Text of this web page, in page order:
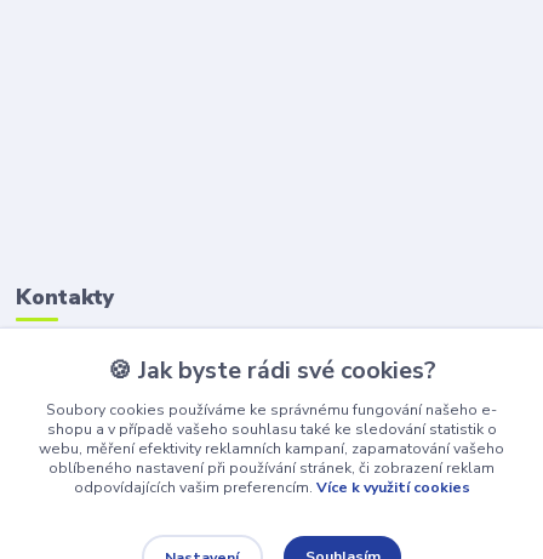
Kontakty
(Po-Pá, 8-16 hod.)
awepe@atelier-wepe.cz
🍪 Jak byste rádi své cookies?
Soubory cookies používáme ke správnému fungování našeho e-
shopu a v případě vašeho souhlasu také ke sledování statistik o
webu, měření efektivity reklamních kampaní, zapamatování vašeho
oblíbeného nastavení při používání stránek, či zobrazení reklam
odpovídajících vašim preferencím. Více k využití cookies